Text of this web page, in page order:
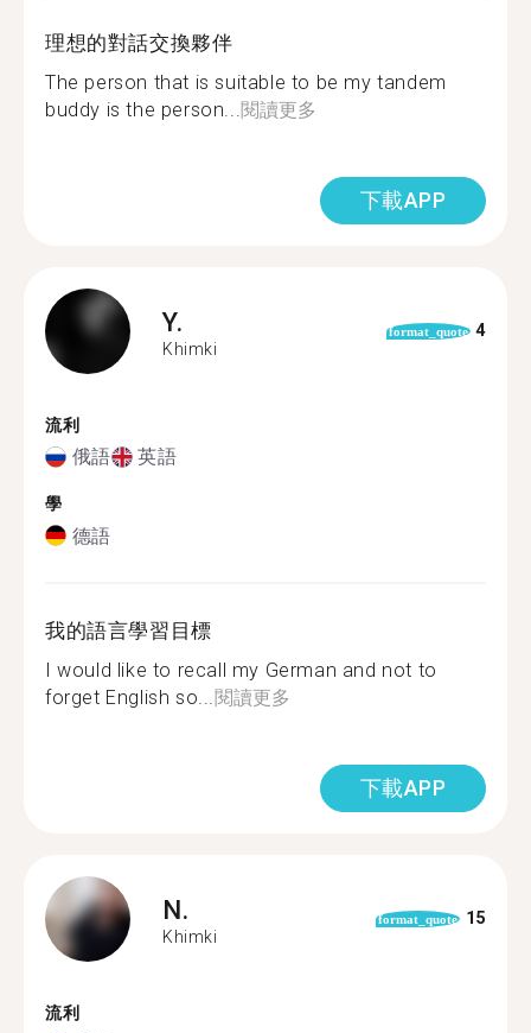
理想的對話交換夥伴
The person that is suitable to be my tandem
buddy is the person... 閱讀更多
下載APP
Y.
Khimki
format_quote 4
流利
俄語 英語
學
德語
我的語言學習目標
I would like to recall my German and not to
forget English so... 閱讀更多
下載APP
N.
Khimki
format_quote 15
流利